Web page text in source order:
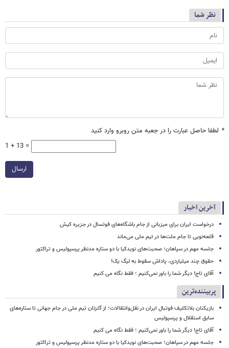
نظر شما
* لطفا حاصل عبارت را در جعبه متن روبرو وارد کنید
1 + 13 =
ارسال
آخرین اخبار
درخواست ایران برای میزبانی از جام باشگاه‌های فوتسال در جزیره کیش
قلعه‌نویی تا جام ملت‌ها در تیم ملی می‌ماند
جلسه مهم در سپاهان؛ صحبت‌های نویدکیا با دو ستاره مدنظر پرسپولیس و تراکتور
حقوق چند میلیاردی، پاداش سقوط به لیگ یک!
آقای تاج! دیگر شما را باور نمی‌کنیم ؛ فقط نگاه می کنیم
پربیننده‌ترین
بازیکنان بلاتکلیف فوتبال ایران در نقل‌وانتقالات؛ از گلزنان تیم ملی در جام جهانی تا ستاره‌های
سابق استقلال و پرسپولیس
آقای تاج! دیگر شما را باور نمی‌کنیم ؛ فقط نگاه می کنیم
جلسه مهم در سپاهان؛ صحبت‌های نویدکیا با دو ستاره مدنظر پرسپولیس و تراکتور